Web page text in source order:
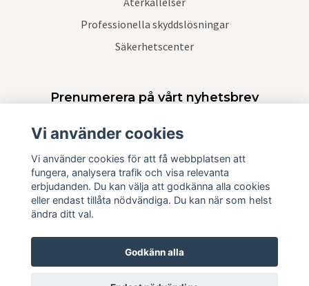
Professionella skyddslösningar
Säkerhetscenter
Prenumerera på vårt nyhetsbrev
Vi använder cookies
Vi använder cookies för att få webbplatsen att
fungera, analysera trafik och visa relevanta
erbjudanden. Du kan välja att godkänna alla cookies
eller endast tillåta nödvändiga. Du kan när som helst
ändra ditt val.
Godkänn alla